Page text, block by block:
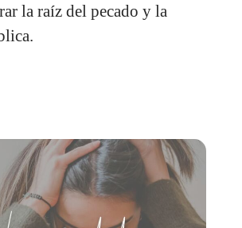
la raíz del pecado y la